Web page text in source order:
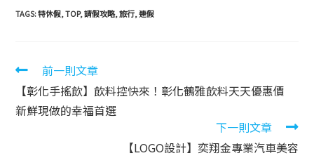
TAGS:特休假, TOP, 請假攻略, 旅行, 連假
前一則文章
【彰化手搖飲】飲料控快來！彰化鶴雅飲料天天優惠價
新鮮現做的幸福首選
下一則文章
【LOGO設計】奕翔金專業汽車美容